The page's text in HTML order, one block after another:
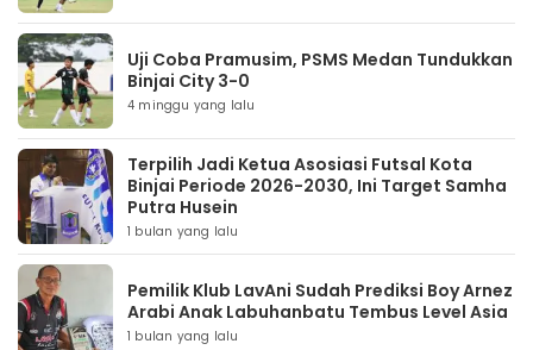
Uji Coba Pramusim, PSMS Medan Tundukkan
Binjai City 3-0
4 minggu yang lalu
Terpilih Jadi Ketua Asosiasi Futsal Kota
Binjai Periode 2026-2030, Ini Target Samha
Putra Husein
1 bulan yang lalu
Pemilik Klub LavAni Sudah Prediksi Boy Arnez
Arabi Anak Labuhanbatu Tembus Level Asia
1 bulan yang lalu